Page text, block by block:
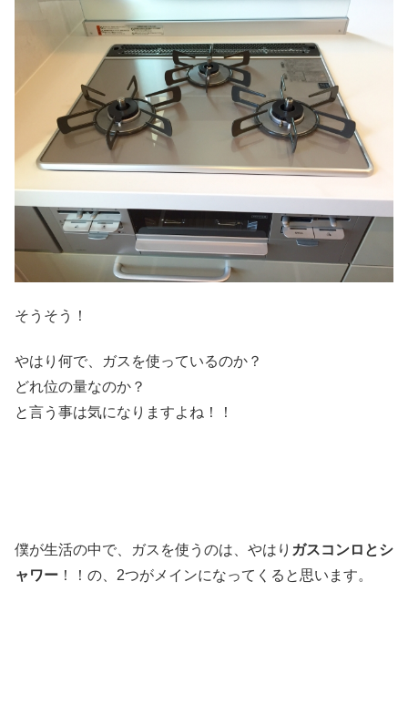
そうそう！
やはり何で、ガスを使っているのか？
どれ位の量なのか？
と言う事は気になりますよね！！
僕が生活の中で、ガスを使うのは、やはり ガスコンロとシ
ャワー ！！の、2つがメインになってくると思います。